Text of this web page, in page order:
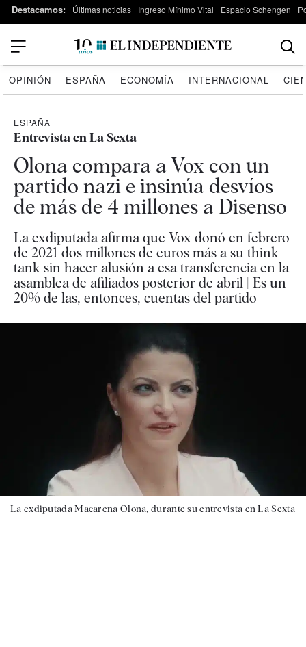
Destacamos: Últimas noticias Ingreso Mínimo Vital Espacio Schengen
OPINIÓN ESPAÑA ECONOMÍA INTERNACIONAL
ESPAÑA
Entrevista en La Sexta
Olona compara a Vox con un
partido nazi e insinúa desvíos
de más de 4 millones a Disenso
La exdiputada afirma que Vox donó en febrero
de 2021 dos millones de euros más a su think
tank sin hacer alusión a esa transferencia en la
asamblea de afiliados posterior de abril | Es un
20% de las, entonces, cuentas del partido
La exdiputada Macarena Olona, durante su entrevista en La Sexta